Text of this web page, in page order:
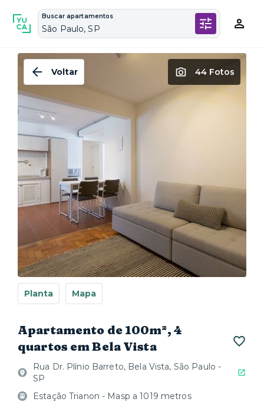
Buscar apartamentos
São Paulo, SP
Voltar 44 Fotos
Planta Mapa
Apartamento de 100m², 4
quartos em Bela Vista
Rua Dr. Plínio Barreto, Bela Vista, São Paulo -
SP
Estação Trianon - Masp a 1019 metros